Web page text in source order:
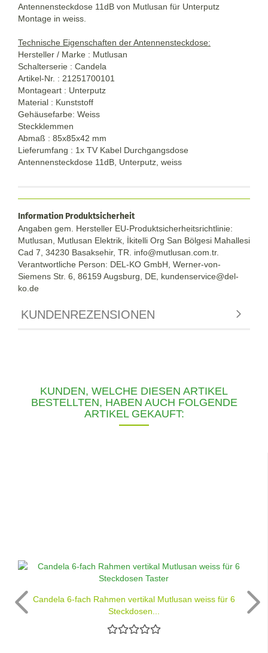
Antennensteckdose 11dB von Mutlusan für Unterputz
Montage in weiss.
Technische Eigenschaften der Antennensteckdose:
Hersteller / Marke : Mutlusan
Schalterserie : Candela
Artikel-Nr. : 21251700101
Montageart : Unterputz
Material : Kunststoff
Gehäusefarbe: Weiss
Steckklemmen
Abmaß : 85x85x42 mm
Lieferumfang : 1x TV Kabel Durchgangsdose
Antennensteckdose 11dB, Unterputz, weiss
Information Produktsicherheit
Angaben gem. Hersteller EU-Produktsicherheitsrichtlinie:
Mutlusan, Mutlusan Elektrik, İkitelli Org San Bölgesi Mahallesi
Cad 7, 34230 Basaksehir, TR. info@mutlusan.com.tr.
Verantwortliche Person: DEL-KO GmbH, Werner-von-
Siemens Str. 6, 86159 Augsburg, DE, kundenservice@del-
ko.de
KUNDENREZENSIONEN
KUNDEN, WELCHE DIESEN ARTIKEL
BESTELLTEN, HABEN AUCH FOLGENDE
ARTIKEL GEKAUFT:
Candela 6-fach Rahmen vertikal Mutlusan weiss für 6
Steckdosen...